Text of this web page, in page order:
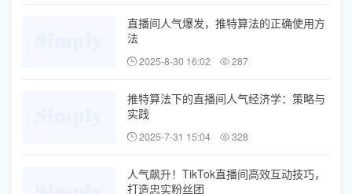
直播间人气爆发，推特算法的正确使用方
法
2025-8-30 16:02 287
推特算法下的直播间人气经济学：策略与
实践
2025-7-31 15:04 328
人气飙升！TikTok直播间高效互动技巧，
打造忠实粉丝团